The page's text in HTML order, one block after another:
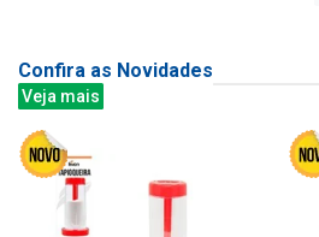
Confira as Novidades
Veja mais